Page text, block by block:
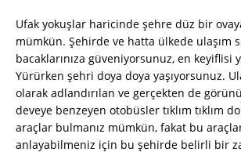
Ufak yokuşlar haricinde şehre düz bir
mümkün. Şehirde ve hatta ülkede ulaşım
bacaklarınıza güveniyorsunuz, en keyiflisi
Yürürken şehri doya doya yaşıyorsunuz.
olarak adlandırılan ve gerçekten de
deveye benzeyen otobüsler tıklım tıklım
araçlar bulmanız mümkün, fakat bu
anlayabilmeniz için bu şehirde belirli bir